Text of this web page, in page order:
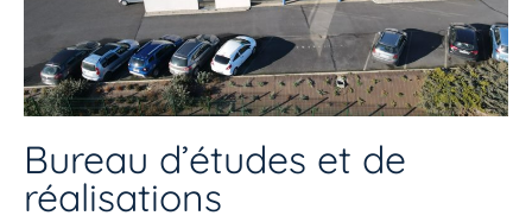
Bureau d’études et de
réalisations